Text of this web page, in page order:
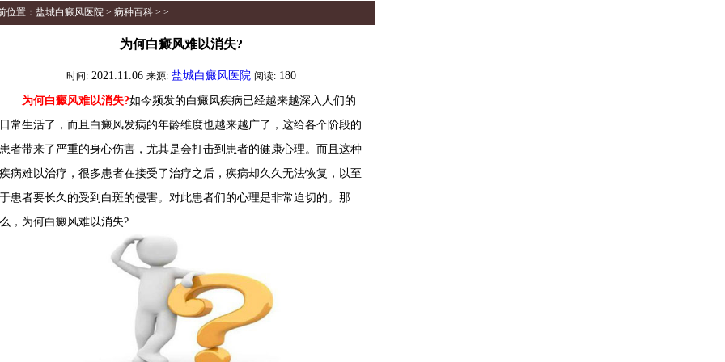
位置： 盐城白癜风医院 > 病种百科 > >
为何白癜风难以消失?
时间: 2021.11.06 来源: 盐城白癜风医院 阅读: 180
为何白癜风难以消失?如今频发的白癜风疾病已经越来越深入人们的
日常生活了，而且白癜风发病的年龄维度也越来越广了，这给各个阶段的
患者带来了严重的身心伤害，尤其是会打击到患者的健康心理。而且这种
疾病难以治疗，很多患者在接受了治疗之后，疾病却久久无法恢复，以至
于患者要长久的受到白斑的侵害。对此患者们的心理是非常迫切的。那
么，为何白癜风难以消失?